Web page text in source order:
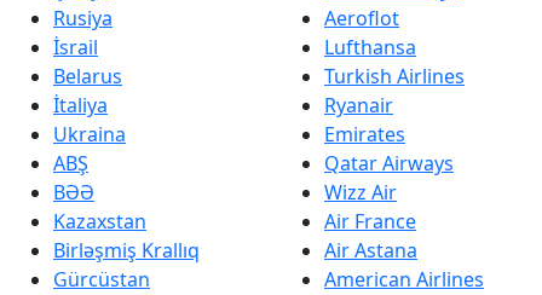
Rusiya
İsrail
Belarus
İtaliya
Ukraina
ABŞ
BƏƏ
Kazaxstan
Birləşmiş Krallıq
Gürcüstan
Aeroflot
Lufthansa
Turkish Airlines
Ryanair
Emirates
Qatar Airways
Wizz Air
Air France
Air Astana
American Airlines